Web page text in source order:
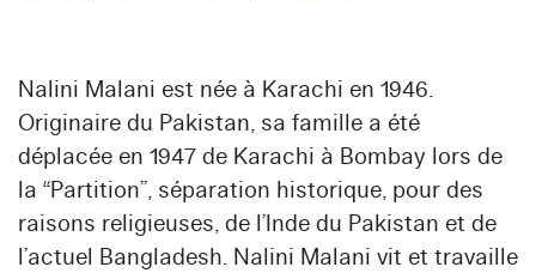
Nalini Malani est née à Karachi en 1946.
Originaire du Pakistan, sa famille a été
déplacée en 1947 de Karachi à Bombay lors de
la “Partition”, séparation historique, pour des
raisons religieuses, de l’Inde du Pakistan et de
l’actuel Bangladesh. Nalini Malani vit et travaille